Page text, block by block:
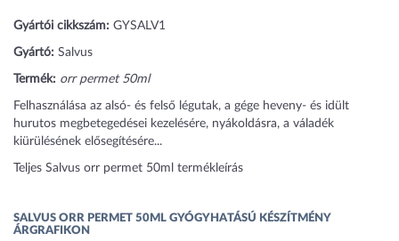
Gyártói cikkszám: GYSALV1
Gyártó: Salvus
Termék: orr permet 50ml
Felhasználása az alsó- és felső légutak, a gége heveny- és idült
hurutos megbetegedései kezelésére, nyákoldásra, a váladék
kiürülésének elősegítésére...
Teljes Salvus orr permet 50ml termékleírás
SALVUS ORR PERMET 50ML GYÓGYHATÁSÚ KÉSZÍTMÉNY
ÁRGRAFIKON